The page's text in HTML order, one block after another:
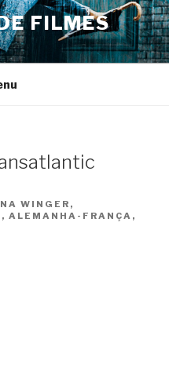
FILMES
WINGER,
ALEMANHA-FRANÇA,